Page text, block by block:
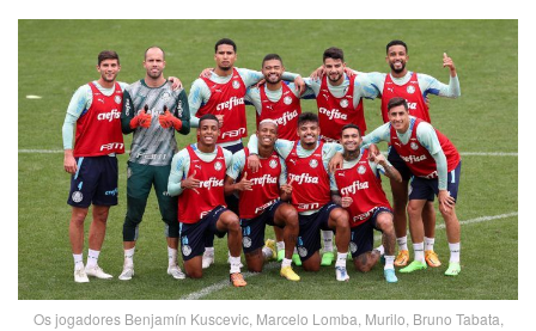
Os jogadores Benjamín Kuscevic, Marcelo Lomba, Murilo, Bruno Tabata,